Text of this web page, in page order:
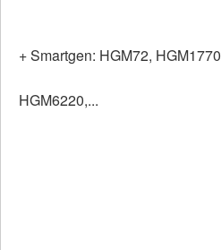
+ Smartgen: HGM72,
HGM6220,...